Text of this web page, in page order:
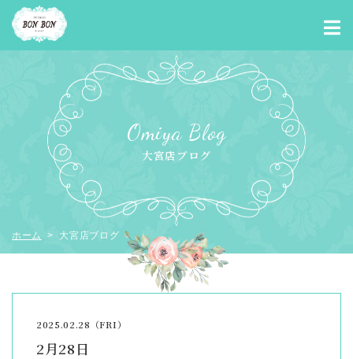
Omiya Blog
大宮店ブログ
ホーム > 大宮店ブログ
2025.02.28（FRI）
2月28日